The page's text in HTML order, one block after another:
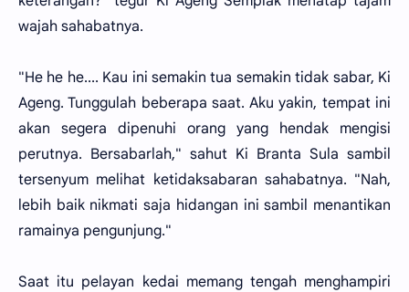
wajah sahabatnya.
"He he he.... Kau ini semakin tua semakin tidak sabar, Ki
Ageng. Tunggulah beberapa saat. Aku yakin, tempat ini
akan segera dipenuhi orang yang hendak mengisi
perutnya. Bersabarlah," sahut Ki Branta Sula sambil
tersenyum melihat ketidaksabaran sahabatnya. "Nah,
lebih baik nikmati saja hidangan ini sambil menantikan
ramainya pengunjung."
Saat itu pelayan kedai memang tengah menghampiri